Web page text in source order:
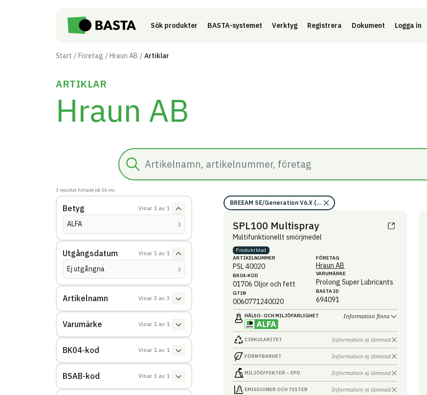
Sök produkter BASTA-systemet Verktyg Registrera Dokument Logga in
Start Företag Hraun AB Artiklar
ARTIKLAR
Hraun AB
Sök
3 resultat hittade på 56 ms.
Betyg Visar 1 av 1
ALFA (3
Utgångsdatum Visar 1 av 1
Ej utgångna (3
Artikelnamn Visar 3 av 3
Varumärke Visar 1 av 1
BK04-kod Visar 1 av 1
BSAB-kod Visar 1 av 1
BREEAM SE/Generation V6.X (2023)/Kriterium: Mat 07 Farliga ämnen
SPL100 Multispray
Multifunktionellt smörjmedel
Produktblad
ARTIKEL­NUMMER
PSL 40020
BK04-KOD
01706 Oljor och fett
GTIN
0060771240020
FÖRETAG
Hraun AB
VARUMÄRKE
Prolong Super Lubricants
BASTA ID
694091
HÄLSO- OCH MILJÖ­FARLIGHET Information finns
CIRKULARITET Information ej lämnad
FÖRNYBARHET Information ej lämnad
MILJÖEFFEKTER – EPD Information ej lämnad
EMISSIONER OCH TESTER Information ej lämnad